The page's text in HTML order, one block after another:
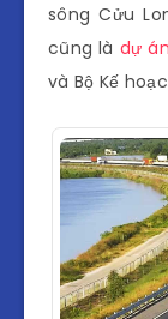
sông Cửu
cũng là dự án
và Bộ Kế